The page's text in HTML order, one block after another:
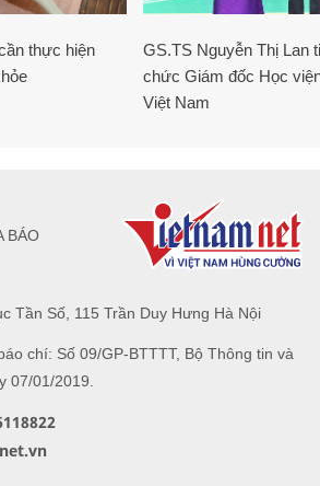
thực hiện
GS.TS Nguyễn Thị Lan
chức Giám đốc Học
Việt Nam
Tần Số, 115 Trần Duy Hưng Hà Nội
chí: Số 09/GP-BTTTT, Bộ Thông tin và
07/01/2019.
BÁO